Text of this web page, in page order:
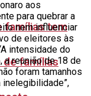
famílias tem
de famílias
aos
para quebrar a
nem influenciar
de eleitores às
intensidade do
a reunião de 18 de
foram tamanhos